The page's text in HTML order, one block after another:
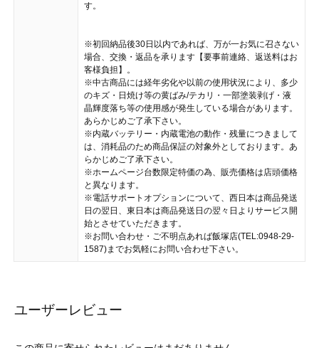
す。
※初回納品後30日以内であれば、万が一お気に召さない
場合、交換・返品を承ります【要事前連絡、返送料はお
客様負担】。
※中古商品には経年劣化や以前の使用状況により、多少
のキズ・日焼け等の黄ばみ/テカリ・一部塗装剥げ・液
晶輝度落ち等の使用感が発生している場合があります。
あらかじめご了承下さい。
※内蔵バッテリー・内蔵電池の動作・残量につきまして
は、消耗品のため商品保証の対象外としております。あ
らかじめご了承下さい。
※ホームページ台数限定特価の為、販売価格は店頭価格
と異なります。
※電話サポートオプションについて、西日本は商品発送
日の翌日、東日本は商品発送日の翌々日よりサービス開
始とさせていただきます。
※お問い合わせ・ご不明点あれば飯塚店(TEL:0948-29-
1587)までお気軽にお問い合わせ下さい。
ユーザーレビュー